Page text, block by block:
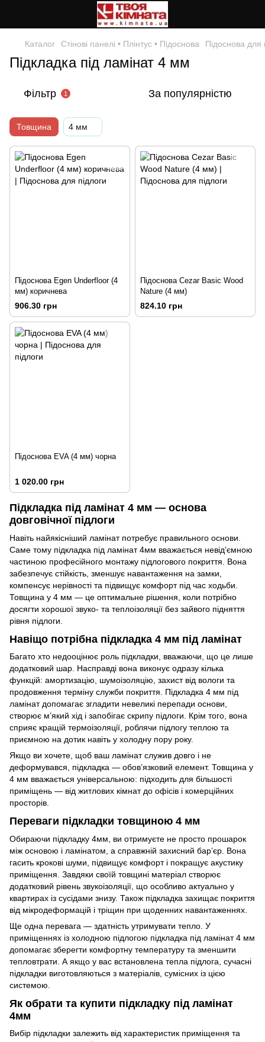
Каталог Стінові панелі • Плінтус • Підоснова Підоснова для
Підкладка під ламінат 4 мм
Фільтр 1 За популярністю
Товщина 4 мм
Підоснова Egen Underfloor (4
мм) коричнева
906.30 грн
Підоснова Cezar Basic Wood
Nature (4 мм)
824.10 грн
Підоснова EVA (4 мм) чорна
1 020.00 грн
Підкладка під ламінат 4 мм — основа
довговічної підлоги
Навіть найякісніший ламінат потребує правильного основи.
Саме тому підкладка під ламінат 4мм вважається невід’ємною
частиною професійного монтажу підлогового покриття. Вона
забезпечує стійкість, зменшує навантаження на замки,
компенсує нерівності та підвищує комфорт під час ходьби.
Товщина у 4 мм — це оптимальне рішення, коли потрібно
досягти хорошої звуко- та теплоізоляції без зайвого підняття
рівня підлоги.
Навіщо потрібна підкладка 4 мм під ламінат
Багато хто недооцінює роль підкладки, вважаючи, що це лише
додатковий шар. Насправді вона виконує одразу кілька
функцій: амортизацію, шумоізоляцію, захист від вологи та
продовження терміну служби покриття. Підкладка 4 мм під
ламінат допомагає згладити невеликі перепади основи,
створює м’який хід і запобігає скрипу підлоги. Крім того, вона
сприяє кращій термоізоляції, роблячи підлогу теплою та
приємною на дотик навіть у холодну пору року.
Якщо ви хочете, щоб ваш ламінат служив довго і не
деформувався, підкладка — обов’язковий елемент. Товщина у
4 мм вважається універсальною: підходить для більшості
приміщень — від житлових кімнат до офісів і комерційних
просторів.
Переваги підкладки товщиною 4 мм
Обираючи підкладку 4мм, ви отримуєте не просто прошарок
між основою і ламінатом, а справжній захисний бар’єр. Вона
гасить крокові шуми, підвищує комфорт і покращує акустику
приміщення. Завдяки своїй товщині матеріал створює
додатковий рівень звукоізоляції, що особливо актуально у
квартирах із сусідами знизу. Також підкладка захищає покриття
від мікродеформацій і тріщин при щоденних навантаженнях.
Ще одна перевага — здатність утримувати тепло. У
приміщеннях із холодною підлогою підкладка під ламінат 4 мм
допомагає зберегти комфортну температуру та зменшити
тепловтрати. А якщо у вас встановлена тепла підлога, сучасні
підкладки виготовляються з матеріалів, сумісних із цією
системою.
Як обрати та купити підкладку під ламінат
4мм
Вибір підкладки залежить від характеристик приміщення та